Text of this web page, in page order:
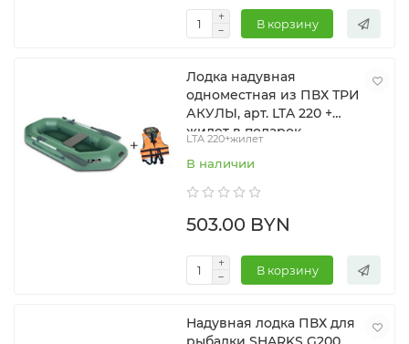
В корзину
Лодка надувная
одноместная из ПВХ ТРИ
АКУЛЫ, арт. LTA 220 +
жилет в подарок
LTA 220+жилет
В наличии
503.00 BYN
В корзину
Надувная лодка ПВХ для